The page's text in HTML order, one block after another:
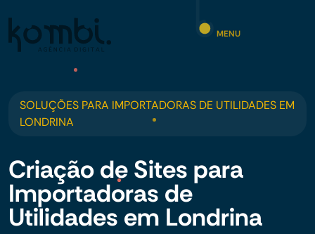
MENU
SOLUÇÕES PARA IMPORTADORAS DE UTILIDADES EM
LONDRINA
Criação de Sites para
Importadoras de
Utilidades em Londrina